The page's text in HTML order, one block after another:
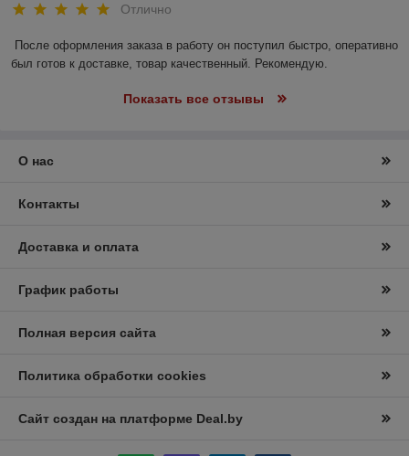
Отлично
После оформления заказа в работу он поступил быстро, оперативно
был готов к доставке, товар качественный. Рекомендую.
Показать все отзывы
О нас
Контакты
Доставка и оплата
График работы
Полная версия сайта
Политика обработки cookies
Сайт создан на платформе Deal.by